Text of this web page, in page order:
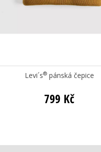
Levi´s®pánská čepice
799 Kč